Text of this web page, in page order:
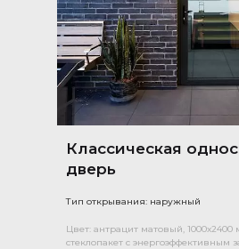
Классическая
дверь
Тип открывания: наружный
Цвет: антрацит матовый,
стеклопакет с энергоэффективным